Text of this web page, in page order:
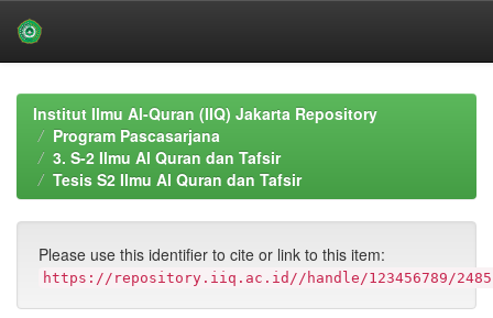
navigationInstitut Ilmu Al-Quran (IIQ) Jakarta Repository
Program Pascasarjana
3. S-2 Ilmu Al Quran dan Tafsir
Tesis S2 Ilmu Al Quran dan Tafsir
Please use this identifier to cite or link to this item:
https://repository.iiq.ac.id//handle/123456789/2485